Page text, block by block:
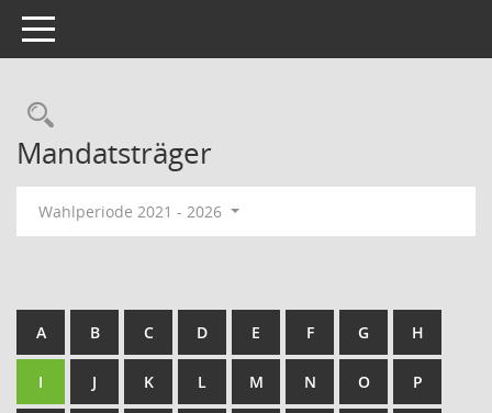
Toggle navigation
Rechercheauswahl
Mandatsträger
Wahlperiode 2021 - 2026
A B C D E F G H
I J K L M N O P